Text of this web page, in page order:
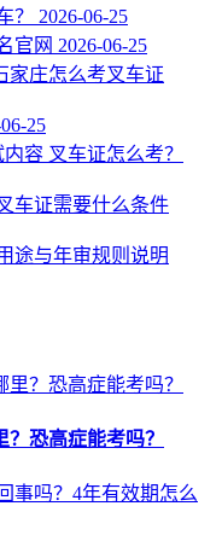
？ 2026-06-25
官网 2026-06-25
家庄怎么考叉车证
25
容 叉车证怎么考？
车证需要什么条件
途与年审规则说明
恐高症能考吗？